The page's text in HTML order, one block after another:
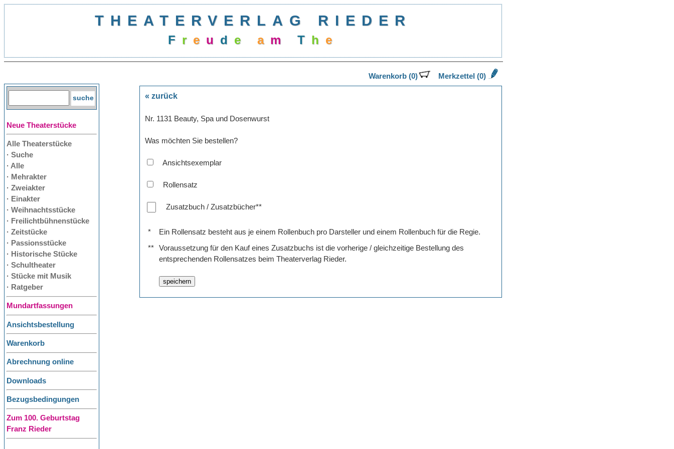
THEATERVERLAG RIEDER
F r e u d e a m T h e
Neue Theaterstücke
Alle Theaterstücke
· Suche
· Alle
· Mehrakter
· Zweiakter
· Einakter
· Weihnachtsstücke
· Freilichtbühnenstücke
· Zeitstücke
· Passionsstücke
· Historische Stücke
· Schultheater
· Stücke mit Musik
· Ratgeber
Mundartfassungen
Ansichtsbestellung
Warenkorb
Abrechnung online
Downloads
Bezugsbedingungen
Zum 100. Geburtstag
Franz Rieder
Warenkorb (0) Merkzettel (0)
« zurück
Nr. 1131 Beauty, Spa und Dosenwurst
Was möchten Sie bestellen?
Ansichtsexemplar
Rollensatz
Zusatzbuch / Zusatzbücher**
*
Ein Rollensatz besteht aus je einem Rollenbuch pro Darsteller und einem Rollenbuch für die Regie.
**
Voraussetzung für den Kauf eines Zusatzbuchs ist die vorherige / gleichzeitige Bestellung des
entsprechenden Rollensatzes beim Theaterverlag Rieder.